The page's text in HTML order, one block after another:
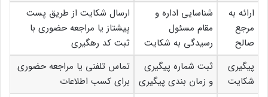
ارائه به
مرجع
صالح
شناسایی اداره و
مقام مسئول
رسیدگی به شکایت
ارسال شکایت از طریق پست
پیشتاز یا مراجعه حضوری با
ثبت کد رهگیری
پیگیری
شکایت
ثبت شماره پیگیری
و زمان بندی پیگیری
تماس تلفنی یا مراجعه حضوری
برای کسب اطلاعات